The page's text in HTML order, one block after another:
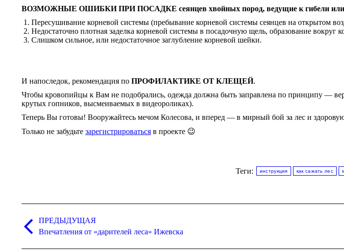
ВОЗМОЖНЫЕ ОШИБКИ ПРИ ПОСАДКЕ сеянцев хвойных пород, ведущие к гибели или
Пересушивание корневой системы (пребывание корневой системы сеянцев на открытом
Недостаточно плотная заделка корневой системы в посадочную щель, образование вокруг
Слишком сильное, или недостаточное заглубление корневой шейки.
И напоследок, рекомендация по ПРОФИЛАКТИКЕ ОТ КЛЕЩЕЙ.
Чтобы кровопийцы к Вам не подобрались, одежда должна быть заправлена по принципу —
крутых гопников, высмеиваемых в видеороликах).
Теперь Вы готовы! Вооружайтесь мечом Колесова, и вперед — в мирный бой за лес и
Только не забудьте зарегистрироваться в проекте 😉
Теги: инструкция как сажать лес
по
записям
ПРЕДЫДУЩАЯ
Предыдущая
Впечатления от «дарителей леса» Ижевска